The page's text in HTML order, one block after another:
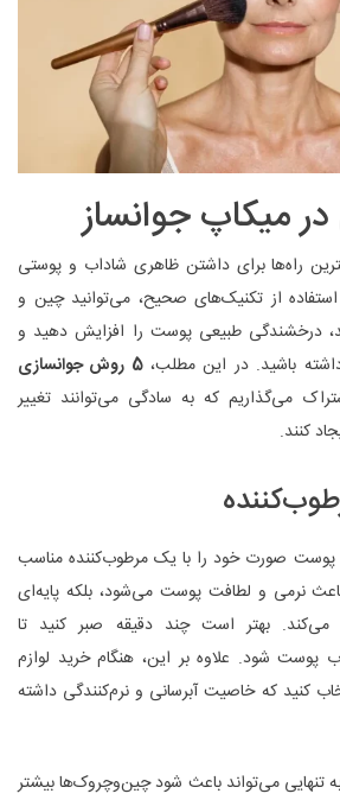
راه‌ها برای داشتن ظاهری شاداب و پوستی
از تکنیک‌های صحیح، می‌توانید چین و
درخشندگی طبیعی پوست را افزایش دهید و
باشید. در این مطلب،
5 روش جوانسازی
می‌گذاریم که به سادگی می‌توانند تغییر
کنند.
پوست صورت خود را با یک مرطوب‌کننده مناسب
باعث نرمی و لطافت پوست می‌شود، بلکه پایه‌ای
می‌کند. بهتر است چند دقیقه صبر کنید تا
پوست شود. علاوه بر این، هنگام خرید لوازم
کنید که خاصیت آبرسانی و نرم‌کنندگی داشته
تنهایی می‌تواند باعث شود چین‌وچروک‌ها بیشتر